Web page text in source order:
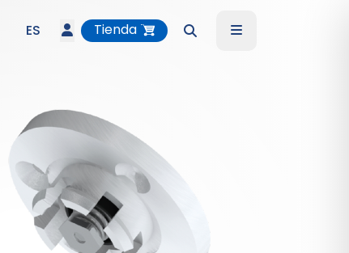
Account
EN
ES Tienda Search Menu